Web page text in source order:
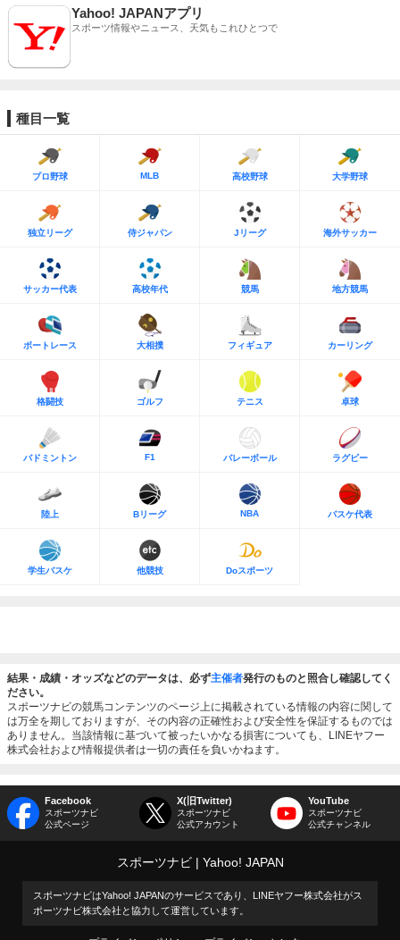
Yahoo! JAPANアプリ
スポーツ情報やニュース、天気もこれひとつで
種目一覧
プロ野球 MLB 高校野球 大学野球
独立リーグ 侍ジャパン Jリーグ 海外サッカー
サッカー代表 高校年代 競馬 地方競馬
ボートレース 大相撲 フィギュア カーリング
格闘技 ゴルフ テニス 卓球
バドミントン F1 バレーボール ラグビー
陸上 Bリーグ NBA バスケ代表
学生バスケ 他競技 Doスポーツ
結果・成績・オッズなどのデータは、必ず主催者発行のものと照合し確認してく
ださい。
スポーツナビの競馬コンテンツのページ上に掲載されている情報の内容に関して
は万全を期しておりますが、その内容の正確性および安全性を保証するものでは
ありません。当該情報に基づいて被ったいかなる損害についても、LINEヤフー
株式会社および情報提供者は一切の責任を負いかねます。
Facebook
スポーツナビ
公式ページ
X(旧Twitter)
スポーツナビ
公式アカウント
YouTube
スポーツナビ
公式チャンネル
スポーツナビ Yahoo! JAPAN
スポーツナビはYahoo! JAPANのサービスであり、LINEヤフー株式会社がス
ポーツナビ株式会社と協力して運営しています。